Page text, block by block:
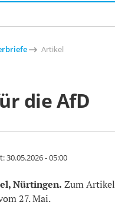
Artikel
die AfD
30.05.2026 - 05:00
Nürtingen. Zum Artikel
27. Mai.